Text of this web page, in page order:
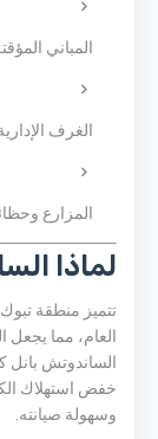
المباني
الغرف
المزارع
لماذا
تتميز منطقة
العام، مما يجعل
الساندوتش بانل
خفض استهلاك
وسهولة صيانته.